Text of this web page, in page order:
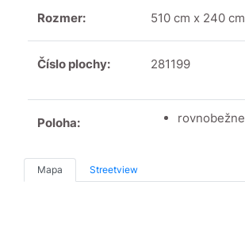
Rozmer: 510 cm x 240 cm
Číslo plochy: 281199
Poloha: rovnobežne
Mapa Streetview